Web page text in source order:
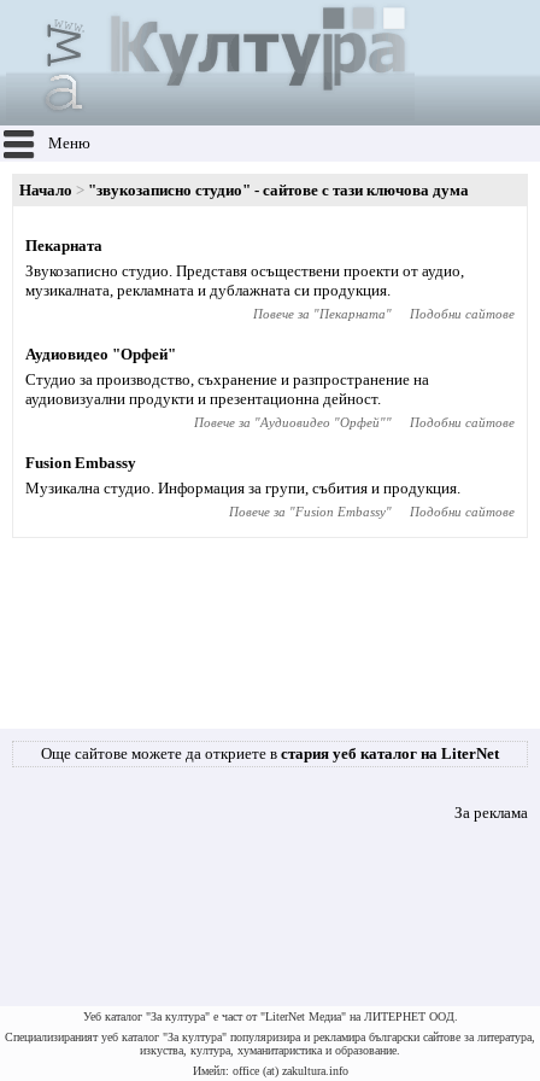
Меню
Начало "звукозаписно студио" - сайтове с тази ключова дума
Пекарната
Звукозаписно студио. Представя осъществени проекти от аудио,
музикалната, рекламната и дублажната си продукция.
Повече за "Пекарната" Подобни сайтове
Аудиовидео "Орфей"
Студио за производство, съхранение и разпространение на
аудиовизуални продукти и презентационна дейност.
Повече за "Аудиовидео "Орфей"" Подобни сайтове
Fusion Embassy
Музикална студио. Информация за групи, събития и продукция.
Повече за "Fusion Embassy" Подобни сайтове
Още сайтове можете да откриете в стария уеб каталог на LiterNet
За реклама
Уеб каталог "За култура" е част от "LiterNet Медиа" на ЛИТЕРНЕТ ООД.
Специализираният уеб каталог "За култура" популяризира и рекламира български сайтове за литература,
изкуства, култура, хуманитаристика и образование.
Имейл: office (at) zakultura.info